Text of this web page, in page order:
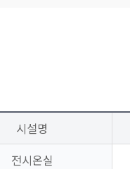
시설명
전시온실